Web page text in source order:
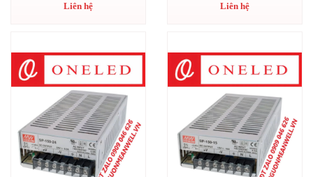
Liên hệ
Liên hệ